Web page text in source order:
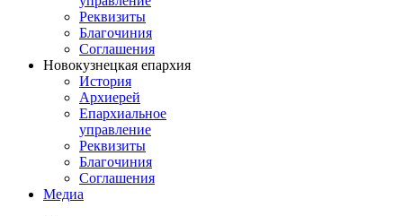
Реквизиты
Благочиния
Соглашения
Новокузнецкая епархия
История
Архиерей
Епархиальное
управление
Реквизиты
Благочиния
Соглашения
Медиа